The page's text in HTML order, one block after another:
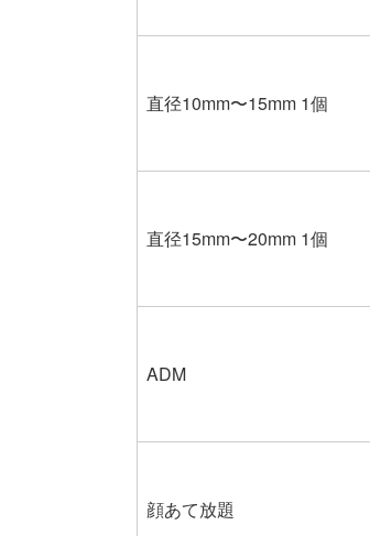
直径10mm〜15mm 1個
直径15mm〜20mm 1個
ADM
顔あて放題